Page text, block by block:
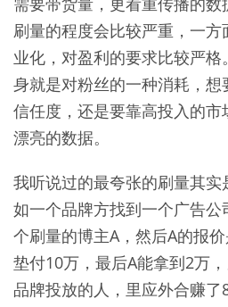
刷量的程度会比较严重，一
业化，对盈利的要求比较严
身就是对粉丝的一种消耗，
信任度，还是要靠高投入的
漂亮的数据。
我听说过的最夸张的刷量其
如一个品牌方找到一个广告
个刷量的博主A，然后A的报
垫付10万，最后A能拿到2万
品牌投放的人，里应外合赚了8